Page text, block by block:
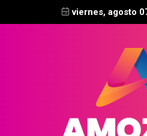
viernes, agosto